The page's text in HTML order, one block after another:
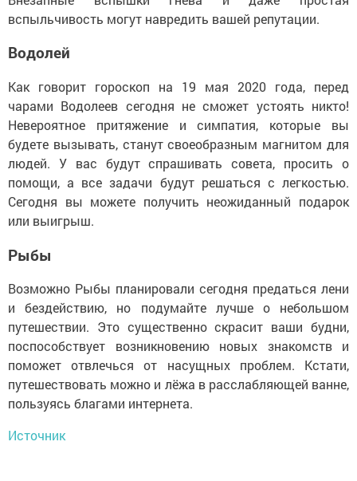
вспыльчивость могут навредить вашей репутации.
Водолей
Как говорит гороскоп на 19 мая 2020 года, перед
чарами Водолеев сегодня не сможет устоять никто!
Невероятное притяжение и симпатия, которые вы
будете вызывать, станут своеобразным магнитом для
людей. У вас будут спрашивать совета, просить о
помощи, а все задачи будут решаться с легкостью.
Сегодня вы можете получить неожиданный подарок
или выигрыш.
Рыбы
Возможно Рыбы планировали сегодня предаться лени
и бездействию, но подумайте лучше о небольшом
путешествии. Это существенно скрасит ваши будни,
поспособствует возникновению новых знакомств и
поможет отвлечься от насущных проблем. Кстати,
путешествовать можно и лёжа в расслабляющей ванне,
пользуясь благами интернета.
Источник